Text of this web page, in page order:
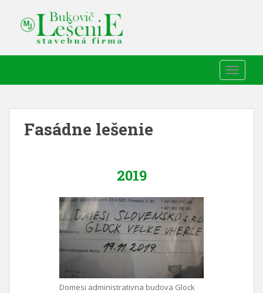
Fasádne lešenie
2019
Domesi administrativna budova Glock